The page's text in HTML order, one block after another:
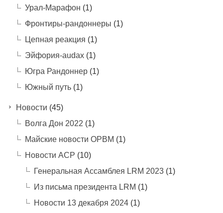
Урал-Марафон (1)
Фронтиры-рандоннеры (1)
Цепная реакция (1)
Эйфория-audax(1)
Югра Рандоннер(1)
Южный путь(1)
Новости (45)
Волга Дон 2022 (1)
Майские новости ОРВМ (1)
Новости АСР (10)
Генеральная Ассамблея LRM 2023(1)
Из письма президента LRM (1)
Новости 13 декабря 2024(1)